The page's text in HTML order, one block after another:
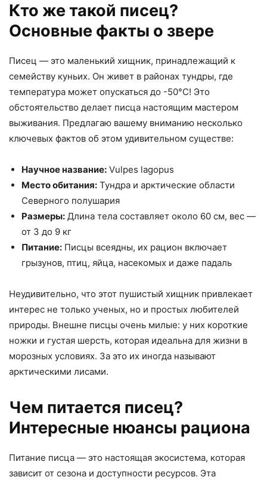
Кто же такой писец?
Основные факты о звере
Писец — это маленький хищник, принадлежащий к
семейству куньих. Он живет в районах тундры, где
температура может опускаться до -50°C! Это
обстоятельство делает писца настоящим мастером
выживания. Предлагаю вашему вниманию несколько
ключевых фактов об этом удивительном существе:
Научное название: Vulpes lagopus
Место обитания: Тундра и арктические области
Северного полушария
Размеры: Длина тела составляет около 60 см, вес —
от 3 до 9 кг
Питание: Писцы всеядны, их рацион включает
грызунов, птиц, яйца, насекомых и даже падаль
Неудивительно, что этот пушистый хищник привлекает
интерес не только ученых, но и простых любителей
природы. Внешне писцы очень милые: у них короткие
ножки и густая шерсть, которая идеальна для жизни в
морозных условиях. За это их иногда называют
арктическими лисами.
Чем питается писец?
Интересные нюансы рациона
Питание писца — это настоящая экосистема, которая
зависит от сезона и доступности ресурсов. Эта